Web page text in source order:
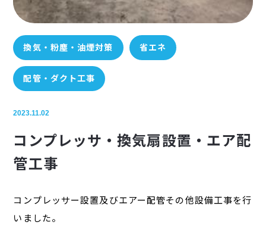
換気・粉塵・油煙対策 省エネ
配管・ダクト工事
2023.11.02
コンプレッサ・換気扇設置・エア配
管工事
コンプレッサー設置及びエアー配管その他設備工事を行
いました。